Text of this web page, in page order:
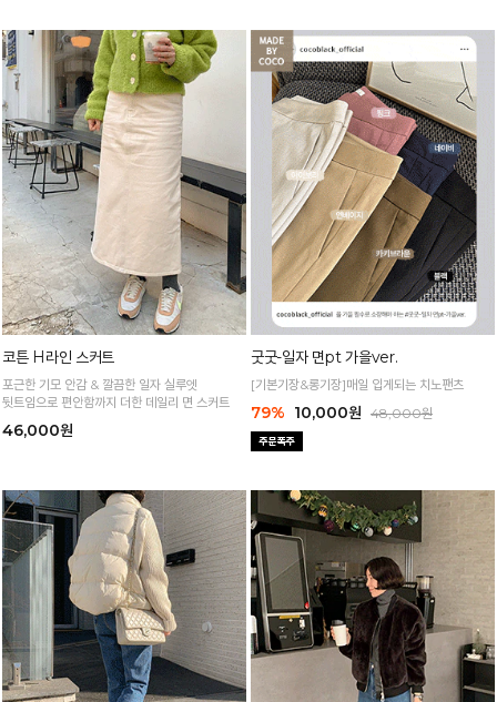
코튼 H라인 스커트
포근한 기모 안감 & 깔끔한 일자 실루엣
뒷트임으로 편안함까지 더한 데일리 면 스커트
46,000원
굿굿-일자 면pt 가을ver.
[기본기장&롱기장]매일 입게되는 치노팬츠
79% 10,000원 48,000원